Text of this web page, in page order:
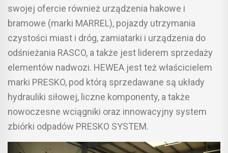
swojej ofercie również urządzenia hakowe i
bramowe (marki MARREL), pojazdy utrzymania
czystości miast i dróg, zamiatarki i urządzenia do
odśnieżania RASCO, a także jest liderem sprzedaży
elementów nadwozi. HEWEA jest też właścicielem
marki PRESKO, pod którą sprzedawane są układy
hydrauliki siłowej, liczne komponenty, a także
nowoczesne wciągniki oraz innowacyjny system
zbiórki odpadów PRESKO SYSTEM.